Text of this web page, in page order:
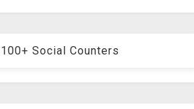
100+ Social Counters